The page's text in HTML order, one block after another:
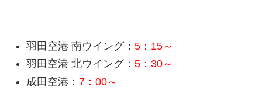
羽田空港 南ウイング： 5：15～
羽田空港 北ウイング： 5：30～
成田空港： 7：00～